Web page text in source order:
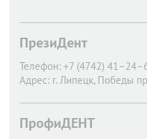
ПрезиДент
Телефон: +7 (4742)
Адрес: г. Липецк, Победы
ПрофиДЕНТ